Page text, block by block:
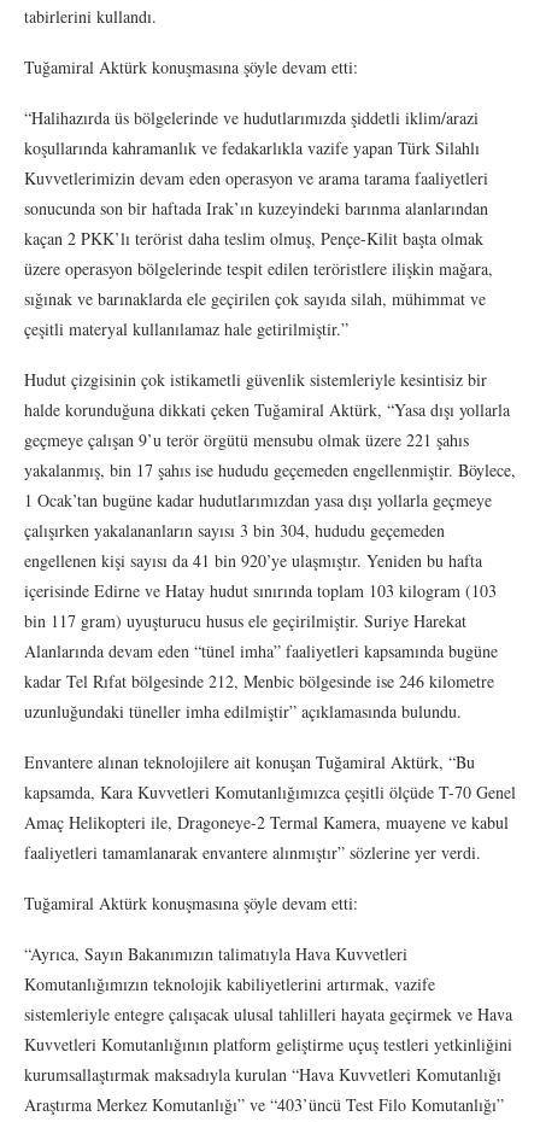
tabirlerini kullandı.
Tuğamiral Aktürk konuşmasına şöyle devam etti:
“Halihazırda üs bölgelerinde ve hudutlarımızda şiddetli iklim/arazi
koşullarında kahramanlık ve fedakarlıkla vazife yapan Türk Silahlı
Kuvvetlerimizin devam eden operasyon ve arama tarama faaliyetleri
sonucunda son bir haftada Irak’ın kuzeyindeki barınma alanlarından
kaçan 2 PKK’lı terörist daha teslim olmuş, Pençe-Kilit başta olmak
üzere operasyon bölgelerinde tespit edilen teröristlere ilişkin mağara,
sığınak ve barınaklarda ele geçirilen çok sayıda silah, mühimmat ve
çeşitli materyal kullanılamaz hale getirilmiştir.”
Hudut çizgisinin çok istikametli güvenlik sistemleriyle kesintisiz bir
halde korunduğuna dikkati çeken Tuğamiral Aktürk, “Yasa dışı yollarla
geçmeye çalışan 9’u terör örgütü mensubu olmak üzere 221 şahıs
yakalanmış, bin 17 şahıs ise hududu geçemeden engellenmiştir. Böylece,
1 Ocak’tan bugüne kadar hudutlarımızdan yasa dışı yollarla geçmeye
çalışırken yakalananların sayısı 3 bin 304, hududu geçemeden
engellenen kişi sayısı da 41 bin 920’ye ulaşmıştır. Yeniden bu hafta
içerisinde Edirne ve Hatay hudut sınırında toplam 103 kilogram (103
bin 117 gram) uyuşturucu husus ele geçirilmiştir. Suriye Harekat
Alanlarında devam eden “tünel imha” faaliyetleri kapsamında bugüne
kadar Tel Rıfat bölgesinde 212, Menbic bölgesinde ise 246 kilometre
uzunluğundaki tüneller imha edilmiştir” açıklamasında bulundu.
Envantere alınan teknolojilere ait konuşan Tuğamiral Aktürk, “Bu
kapsamda, Kara Kuvvetleri Komutanlığımızca çeşitli ölçüde T-70 Genel
Amaç Helikopteri ile, Dragoneye-2 Termal Kamera, muayene ve kabul
faaliyetleri tamamlanarak envantere alınmıştır” sözlerine yer verdi.
Tuğamiral Aktürk konuşmasına şöyle devam etti:
“Ayrıca, Sayın Bakanımızın talimatıyla Hava Kuvvetleri
Komutanlığımızın teknolojik kabiliyetlerini artırmak, vazife
sistemleriyle entegre çalışacak ulusal tahlilleri hayata geçirmek ve Hava
Kuvvetleri Komutanlığının platform geliştirme uçuş testleri yetkinliğini
kurumsallaştırmak maksadıyla kurulan “Hava Kuvvetleri Komutanlığı
Araştırma Merkez Komutanlığı” ve “403’üncü Test Filo Komutanlığı”